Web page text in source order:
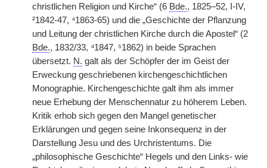
christlichen Religion und Kirche“ (6 Bde., 1825–52, I-IV,
²1842-47, ⁴1863-65) und die „Geschichte der Pflanzung
und Leitung der christlichen Kirche durch die Apostel“ (2
Bde., 1832/33, ⁴1847, ⁵1862) in beide Sprachen
übersetzt. N. galt als der Schöpfer der im Geist der
Erweckung geschriebenen kirchengeschichtlichen
Monographie. Kirchengeschichte galt ihm als immer
neue Erhebung der Menschennatur zu höherem Leben.
Kritik erhob sich gegen den Mangel genetischer
Erklärungen und gegen seine Inkonsequenz in der
Darstellung Jesu und des Urchristentums. Die
„philosophische Geschichte“ Hegels und den Links- wie